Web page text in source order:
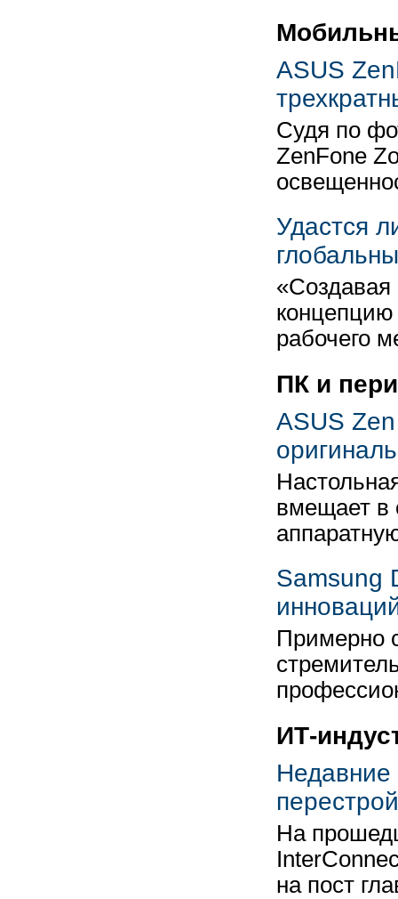
ASUS
Судя по
ZenFone
Удастся
концепцию
рабочего
ПК и
ASUS
вмещает в
Samsung
Примерно
ИТ-
Недавние
На
на пост